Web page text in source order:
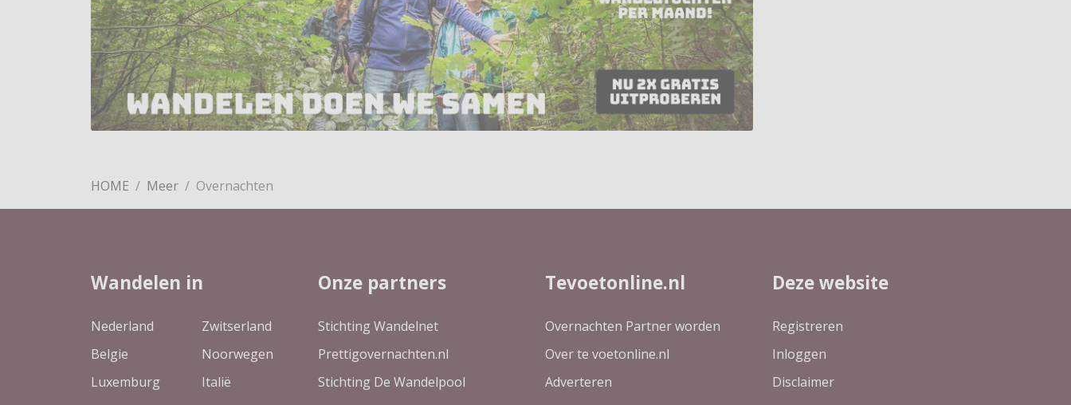
HOME Meer Overnachten
Wandelen in
Nederland
Belgie
Luxemburg
Zwitserland
Noorwegen
Italië
Onze partners
Stichting Wandelnet
Prettigovernachten.nl
Stichting De Wandelpool
Tevoetonline.nl
Overnachten Partner worden
Over te voetonline.nl
Adverteren
Deze website
Registreren
Inloggen
Disclaimer